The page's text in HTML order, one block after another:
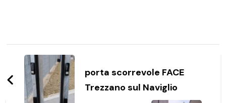
Navigazione
articoli
porta scorrevole FACE
Trezzano sul Naviglio